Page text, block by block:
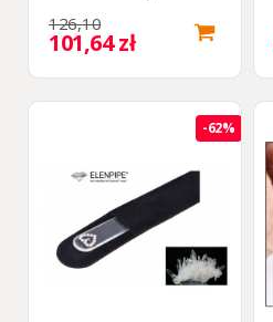
126,10
101,64 zł
-62%